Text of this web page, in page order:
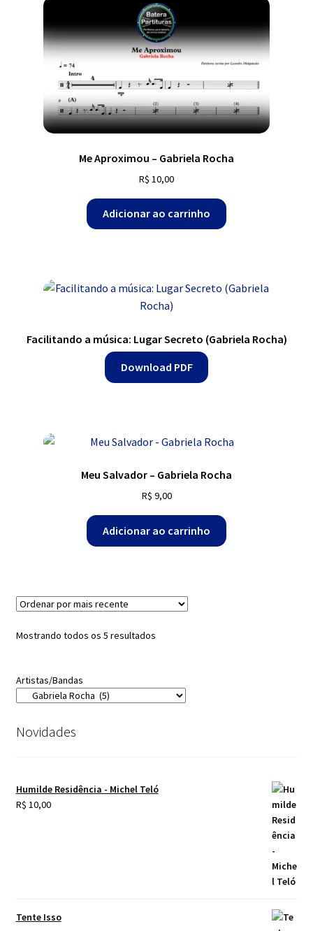
Me Aproximou – Gabriela Rocha
R$ 10,00
Adicionar ao carrinho
Facilitando a música: Lugar Secreto (Gabriela Rocha)
Download PDF
Meu Salvador – Gabriela Rocha
R$ 9,00
Adicionar ao carrinho
Mostrando todos os 5 resultadosClassificado
Artistas/Bandas
Novidades
Humilde Residência - Michel Teló
R$ 10,00
Tente Isso